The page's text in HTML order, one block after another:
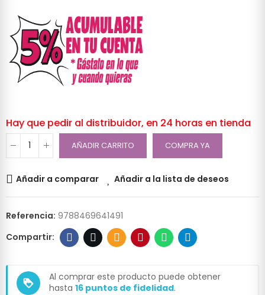
Hay que pedir al distribuidor, en 24 horas en tienda
AÑADIR CARRITO COMPRA YA
Añadir a comparar Añadir a la lista de deseos
Referencia: 9788469641491
loyalty
Al comprar este producto puede obtener
hasta 16 puntos de fidelidad.